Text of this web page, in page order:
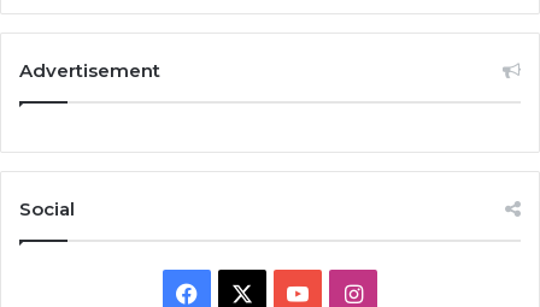
Advertisement
Social
Facebook YouTubeInstagram